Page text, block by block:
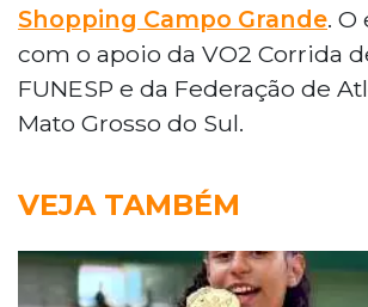
Shopping Campo Grande. O
com o apoio da VO2 Corrida
FUNESP e da Federação de
Mato Grosso do Sul.
VEJA TAMBÉM